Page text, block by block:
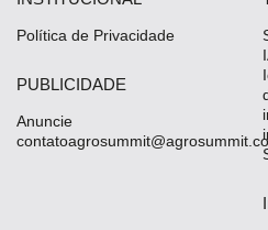
Política de Privacidade
PUBLICIDADE
Anuncie